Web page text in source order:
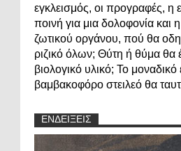
εγκλεισμός, οι προγραφές, η
ποινή για μια δολοφονία και
ζωτικού οργάνου, πού θα
ριζικό όλων; Θύτη ή θύμα θα
βιολογικό υλικό; Το
βαμβακοφόρο στειλεό θα
ΕΝΔΕΙΞΕΙΣ